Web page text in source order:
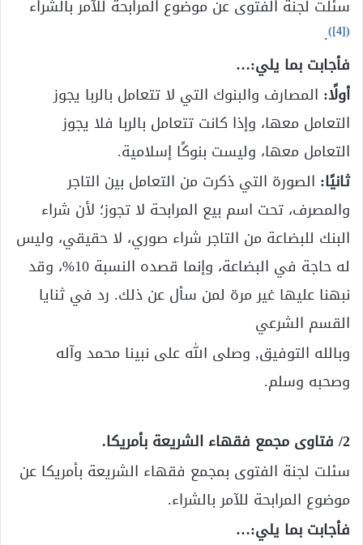
سئلت لجنة الفتوى عن موضوع المرابحة للآمر بالشراء
(
[4]
)
.
فأجابت بما يلي:…
أولًا: المصارف والبنوك التي لا تتعامل بالربا يجوز
التعامل معها، وإذا كانت تتعامل بالربا فلا يجوز
التعامل معها، وليست بنوكًا إسلامية.
ثانيًا: الصورة التي ذكرت من التعامل بين التاجر
والمصرف، تحت اسم بيع المرابحة لا تجوز؛ لأن شراء
البنك للبضاعة من التاجر شراء صوري، لا حقيقي، وليس
له حاجة في البضاعة، وإنما قصده النسبة 10%، وقد
نبهنا عليها غير مرة لمن سأل عن ذلك. رد في ثنايا
القسم الشرعي
وبالله التوفيق, وصلى الله على نبينا محمد وآله
وصحبه وسلم.
2/ فتاوى مجمع فقهاء الشريعة بأمريكا.
سئلت لجنة الفتوى بمجمع فقهاء الشريعة بأمريكا عن
موضوع المرابحة للآمر بالشراء.
فأجابت بما يلي:…